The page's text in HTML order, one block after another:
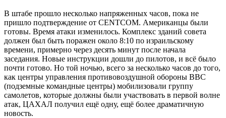
В штабе прошло несколько напряженных часов, пока не
пришло подтверждение от CENTCOM. Американцы были
готовы. Время атаки изменилось. Комплекс зданий совета
должен был быть поражен около 8:10 по израильскому
времени, примерно через десять минут после начала
заседания. Новые инструкции дошли до пилотов, и всё было
почти готово. Но той ночью, всего за несколько часов до того,
как центры управления противовоздушной обороны ВВС
(подземные командные центры) мобилизовали группу
самолетов, которые должны были участвовать в первой волне
атак, ЦАХАЛ получил ещё одну, ещё более драматичную
новость.